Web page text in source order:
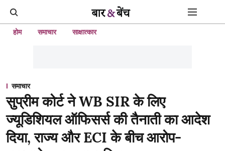
होम समाचार साक्षात्कार
समाचार
सुप्रीम कोर्ट ने WB SIR के लिए
ज्यूडिशियल ऑफिसर्स की तैनाती का आदेश
दिया, राज्य और ECI के बीच आरोप-